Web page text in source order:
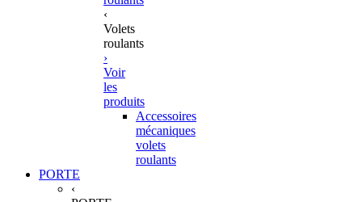
‹
Volets
roulants
›
Voir
les
produits
Accessoires
mécaniques
volets
roulants
PORTE
‹